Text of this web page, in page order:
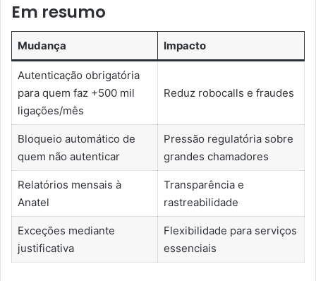
Em resumo
Mudança Impacto
Autenticação obrigatória
para quem faz +500 mil
ligações/mês
Reduz robocalls e fraudes
Bloqueio automático de
quem não autenticar
Pressão regulatória sobre
grandes chamadores
Relatórios mensais à
Anatel
Transparência e
rastreabilidade
Exceções mediante
justificativa
Flexibilidade para serviços
essenciais